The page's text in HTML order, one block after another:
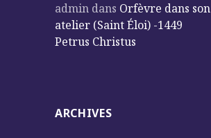
admin dans Orfèvre dans son
atelier (Saint Éloi) -1449
Petrus Christus
ARCHIVES